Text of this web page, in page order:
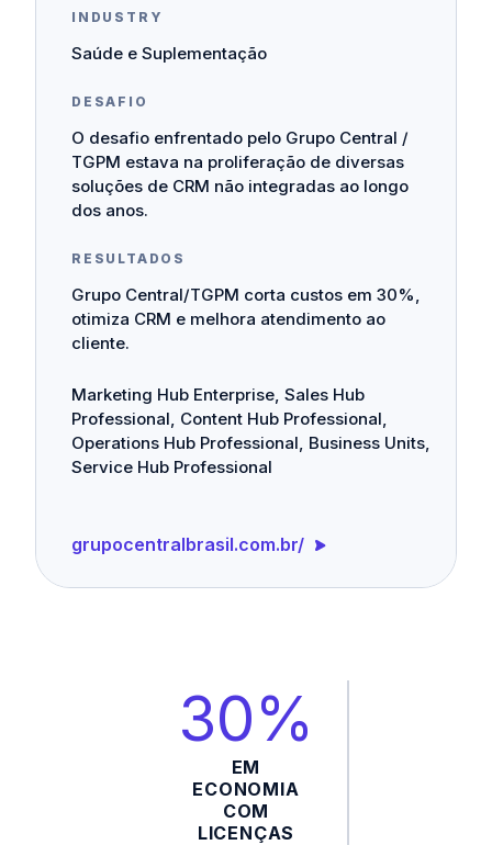
INDUSTRY
Saúde e Suplementação
DESAFIO
O desafio enfrentado pelo Grupo Central /
TGPM estava na proliferação de diversas
soluções de CRM não integradas ao longo
dos anos.
RESULTADOS
Grupo Central/TGPM corta custos em 30%,
otimiza CRM e melhora atendimento ao
cliente.
Marketing Hub Enterprise, Sales Hub
Professional, Content Hub Professional,
Operations Hub Professional, Business Units,
Service Hub Professional
grupocentralbrasil.com.br/
30%
EM
ECONOMIA
COM
LICENÇAS